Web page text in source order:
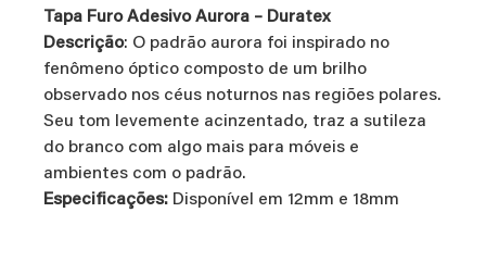
Tapa Furo Adesivo Aurora – Duratex
Descrição: O padrão aurora foi inspirado no
fenômeno óptico composto de um brilho
observado nos céus noturnos nas regiões polares.
Seu tom levemente acinzentado, traz a sutileza
do branco com algo mais para móveis e
ambientes com o padrão.
Especificações: Disponível em 12mm e 18mm